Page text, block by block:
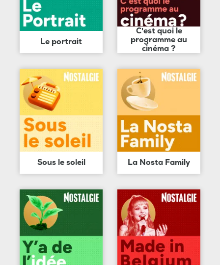
Le portrait
C'est quoi le
programme au
cinéma ?
Sous le soleil La Nosta Family